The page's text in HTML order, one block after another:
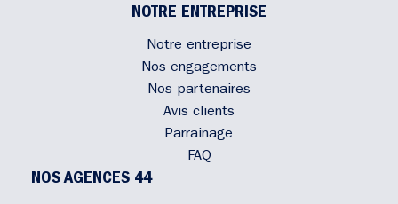
NOTRE ENTREPRISE
Notre entreprise
Nos engagements
Nos partenaires
Avis clients
Parrainage
FAQ
NOS AGENCES 44